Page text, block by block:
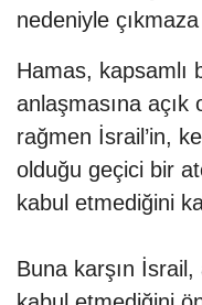
nedeniyle
Hamas, kapsamlı
anlaşmasına
rağmen İsrail’in,
olduğu geçici bir
kabul etmediğini
Buna karşın İsrail,